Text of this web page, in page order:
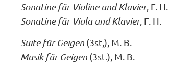
Sonatine für Violine und Klavier, F. H.
Sonatine für Viola und Klavier, F. H.
Suite für Geigen (3st,), M. B.
Musik für Geigen (3st.), M. B.